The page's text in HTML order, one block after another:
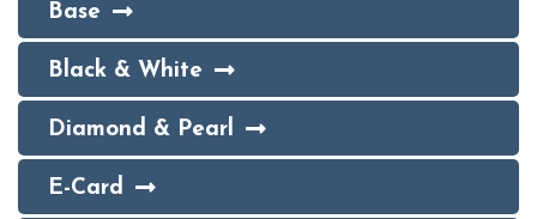
Base
Black & White
Diamond & Pearl
E-Card